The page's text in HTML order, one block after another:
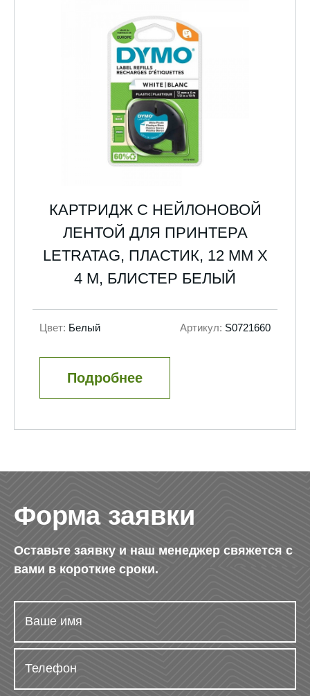
КАРТРИДЖ С НЕЙЛОНОВОЙ
ЛЕНТОЙ ДЛЯ ПРИНТЕРА
LETRATAG, ПЛАСТИК, 12 ММ Х
4 М, БЛИСТЕР БЕЛЫЙ
Цвет: Белый Артикул: S0721660
Подробнее
Форма заявки
Оставьте заявку и наш менеджер свяжется с
вами в короткие сроки.